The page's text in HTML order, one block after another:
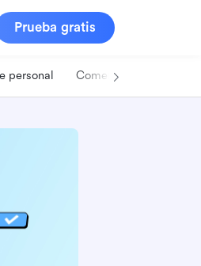
Prueba gratis
personal Comercio minorista